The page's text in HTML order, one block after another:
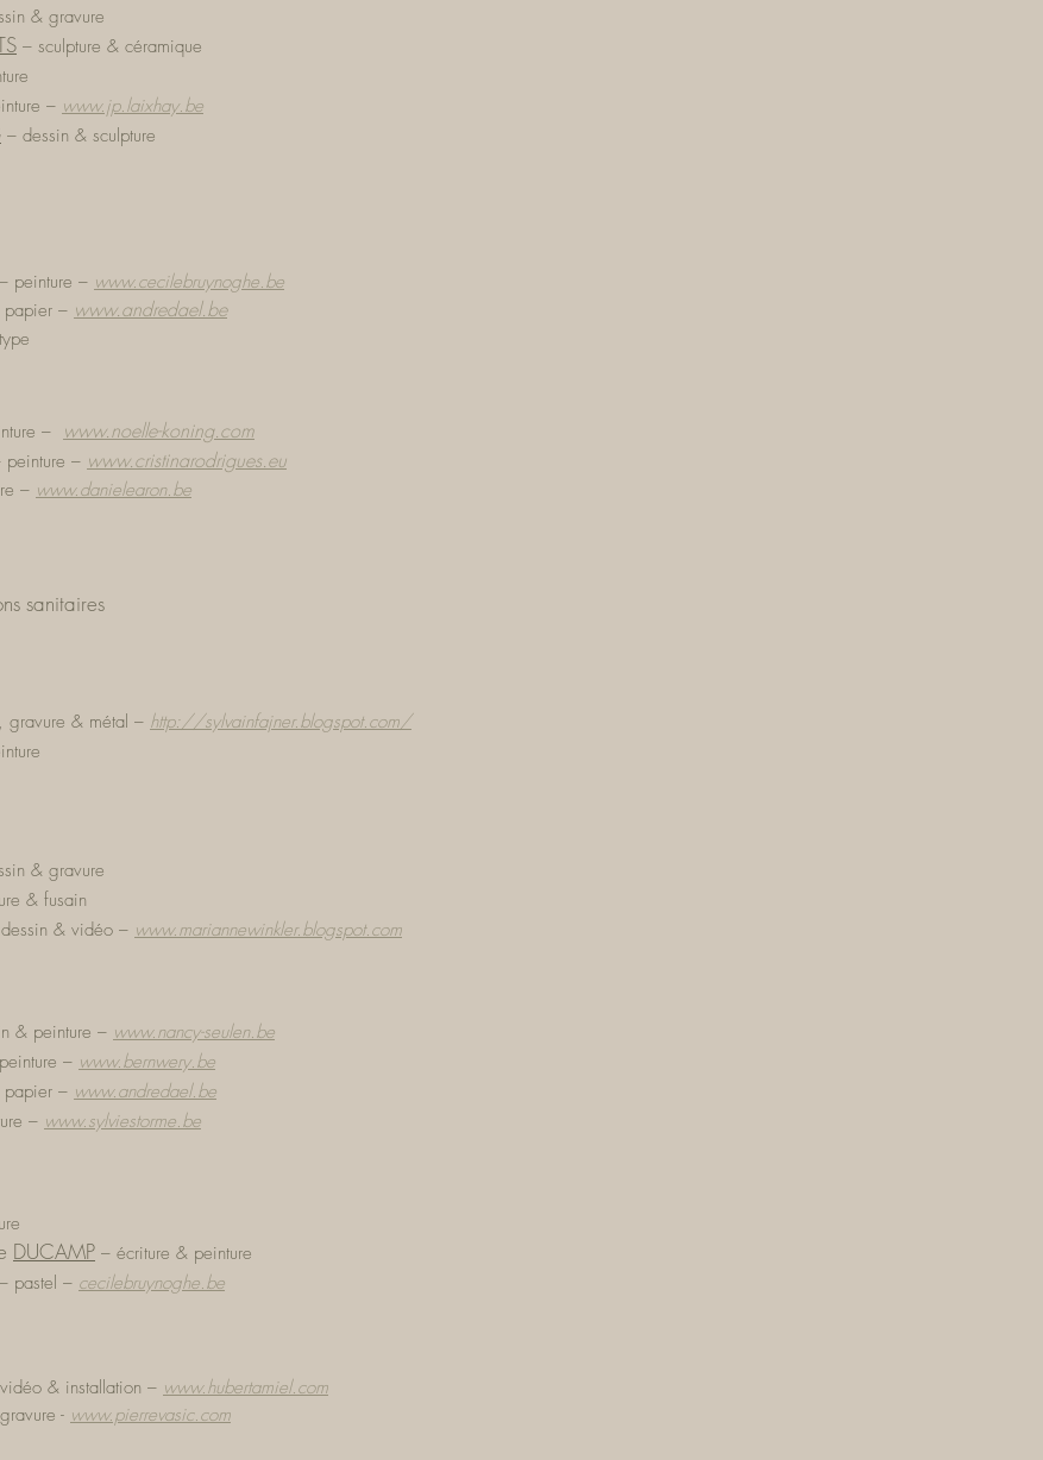
& gravure
– sculpture & céramique
– www.jp.laixhay.be
– dessin & sculpture
– peinture – www.cecilebruynoghe.be
papier – www.andredael.be
– www.noelle-koning.com
peinture – www.cristinarodrigues.eu
– www.danielearon.be
sanitaires
gravure & métal – http://sylvainfajner.blogspot.com/
& gravure
& fusain
dessin & vidéo – www.mariannewinkler.blogspot.com
& peinture – www.nancy-seulen.be
– www.bernwery.be
papier – www.andredael.be
– www.sylviestorme.be
DUCAMP – écriture & peinture
– pastel – cecilebruynoghe.be
& installation – www.hubertamiel.com
- www.pierrevasic.com